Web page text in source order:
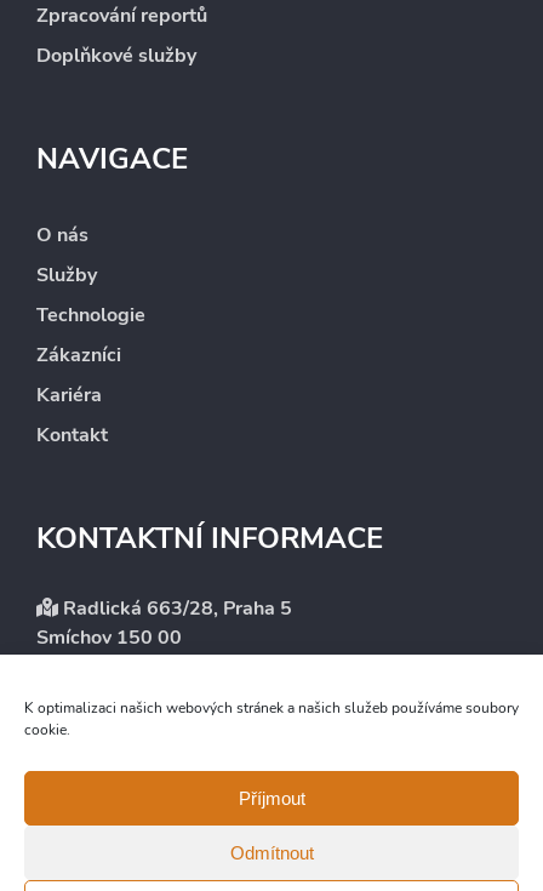
K optimalizaci našich webových stránek a našich služeb používáme soubory
cookie.
Příjmout
Odmítnout
Zpracování reportů
Doplňkové služby
NAVIGACE
O nás
Služby
Technologie
Zákazníci
Kariéra
Kontakt
KONTAKTNÍ INFORMACE
Radlická 663/28, Praha 5
Smíchov 150 00
info@intergest.cz